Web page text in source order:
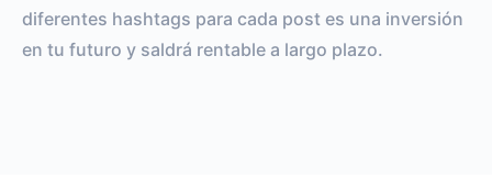
diferentes hashtags para cada post es una inversión
en tu futuro y saldrá rentable a largo plazo.